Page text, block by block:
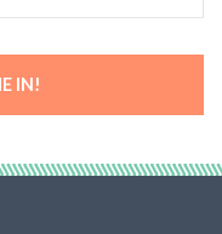
IN!